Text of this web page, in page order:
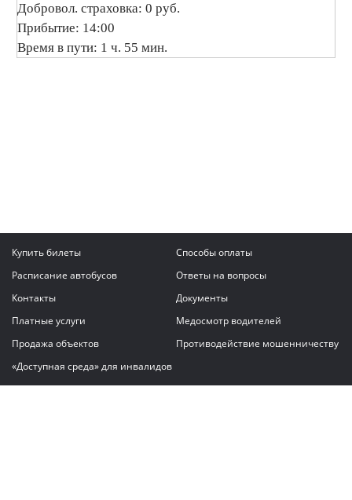
Добровол. страховка: 0 руб.
Прибытие: 14:00
Время в пути: 1 ч. 55 мин.
Купить билеты
Способы оплаты
Расписание автобусов
Ответы на вопросы
Контакты
Документы
Платные услуги
Медосмотр водителей
Продажа объектов
Противодействие мошенничеству
«Доступная среда» для инвалидов